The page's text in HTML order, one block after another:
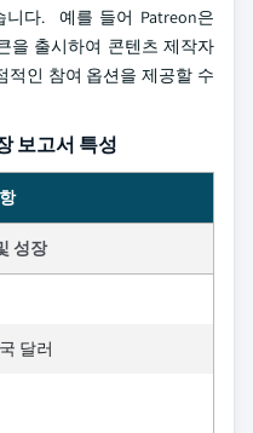
니다. 예를 들어 Patreon은
을 출시하여 콘텐츠 제작자
적인 참여 옵션을 제공할 수
보고서 특성
성장
달러